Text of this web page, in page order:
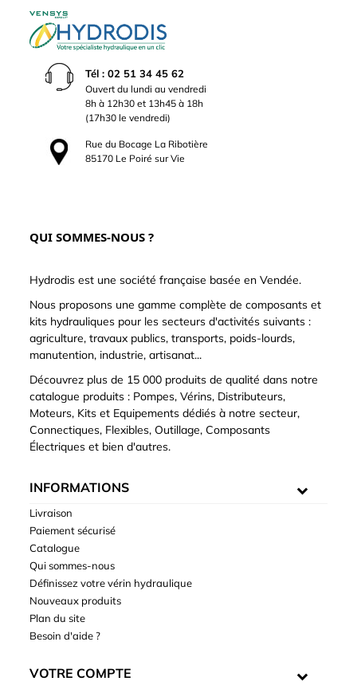
Tél : 02 51 34 45 62
Ouvert du lundi au vendredi
8h à 12h30 et 13h45 à 18h
(17h30 le vendredi)
Rue du Bocage La Ribotière
85170 Le Poiré sur Vie
QUI SOMMES-NOUS ?
Hydrodis est une société française basée en Vendée.
Nous proposons une gamme complète de composants et
kits hydrauliques pour les secteurs d'activités suivants :
agriculture, travaux publics, transports, poids-lourds,
manutention, industrie, artisanat...
Découvrez plus de 15 000 produits de qualité dans notre
catalogue produits : Pompes, Vérins, Distributeurs,
Moteurs, Kits et Equipements dédiés à notre secteur,
Connectiques, Flexibles, Outillage, Composants
Électriques et bien d'autres.
INFORMATIONS
Livraison
Paiement sécurisé
Catalogue
Qui sommes-nous
Définissez votre vérin hydraulique
Nouveaux produits
Plan du site
Besoin d'aide ?
VOTRE COMPTE